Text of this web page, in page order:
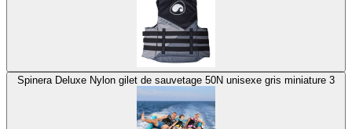
Spinera Deluxe Nylon gilet de sauvetage 50N unisexe gris miniature 3